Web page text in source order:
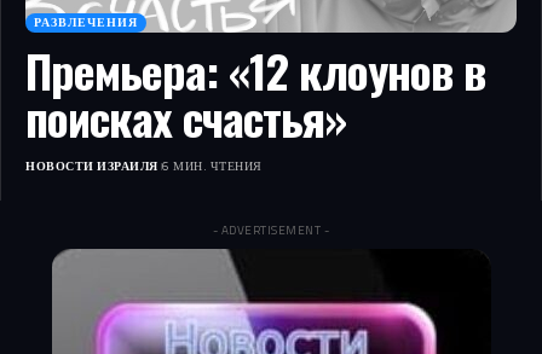
РАЗВЛЕЧЕНИЯ
Премьера: «12 клоунов в
поисках счастья»
НОВОСТИ ИЗРАИЛЯ 6 МИН. ЧТЕНИЯ
- ADVERTISEMENT -